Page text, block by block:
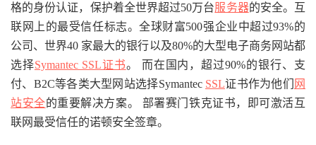
格的身份认证，保护着全世界超过50万台服务器的安全。互
联网上的最受信任标志。全球财富500强企业中超过93%的
公司、世界40 家最大的银行以及80%的大型电子商务网站都
选择Symantec SSL证书。 而在国内，超过90%的银行、支
付、B2C等各类大型网站选择Symantec SSL证书作为他们 网
站安全的重要解决方案。 部署赛门铁克证书，即可激活互
联网最受信任的诺顿安全签章。